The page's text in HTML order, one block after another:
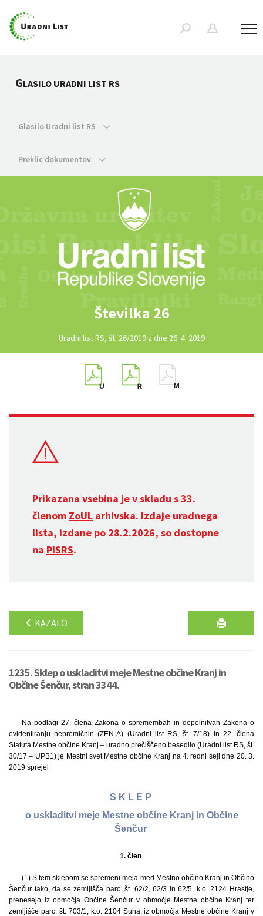
GLASILO URADNI LIST RS
Glasilo Uradni list RS
Preklic dokumentov
Številka 26
Uradni list RS, št. 26/2019 z dne 26. 4. 2019
Prikazana vsebina je v skladu s 33.
členom ZoUL arhivska. Izdaje uradnega
lista, izdane po 28.2.2026, so dostopne
na PISRS.
KAZALO
1235. Sklep o uskladitvi meje Mestne občine Kranj in
Občine Šenčur, stran 3344.
Na podlagi 27. člena Zakona o spremembah in dopolnitvah Zakona o
evidentiranju nepremičnin (ZEN-A) (Uradni list RS, št. 7/18) in 22. člena
Statuta Mestne občine Kranj – uradno prečiščeno besedilo (Uradni list RS, št.
30/17 – UPB1) je Mestni svet Mestne občine Kranj na 4. redni seji dne 20. 3.
2019 sprejel
S K L E P
o uskladitvi meje Mestne občine Kranj in Občine
Šenčur
1. člen
(1) S tem sklepom se spremeni meja med Mestno občino Kranj in Občino
Šenčur tako, da se zemljišča parc. št. 62/2, 62/3 in 62/5, k.o. 2124 Hrastje,
prenesejo iz območja Občine Šenčur v območje Mestne občine Kranj ter
zemljišče parc. št. 703/1, k.o. 2104 Suha, iz območja Mestne občine Kranj v